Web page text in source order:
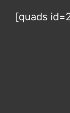
[quads